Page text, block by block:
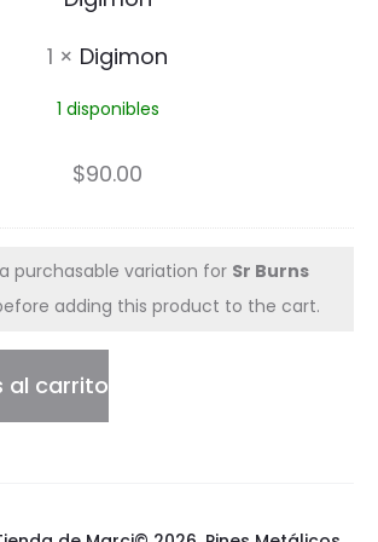
m
o
n
1 × Digimon
1 disponibles
$90.00
purchasable variation for Sr Burns
adding this product to the cart.
al carrito